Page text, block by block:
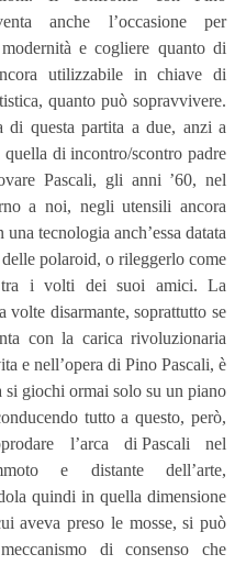
anche l’occasione per
e cogliere quanto di
utilizzabile in chiave di
quanto può sopravvivere.
di questa partita a due, anzi a
quella di incontro/scontro padre
Pascali, gli anni ’60, nel
a noi, negli utensili ancora
una tecnologia anch’essa datata
polaroid, o rileggerlo come
i volti dei suoi amici. La
volte disarmante, soprattutto se
con la carica rivoluzionaria
e nell’opera di Pino Pascali, è
si giochi ormai solo su un piano
tutto a questo, però,
l’arca di Pascali nel
e distante dell’arte,
quindi in quella dimensione
aveva preso le mosse, si può
di consenso che